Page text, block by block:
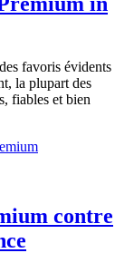
favoris évidents
la plupart des
fiables et bien
contre